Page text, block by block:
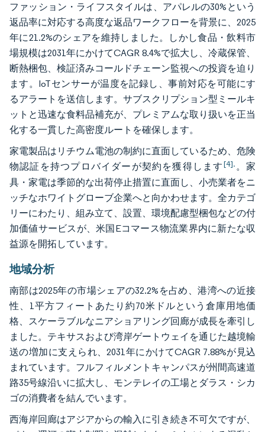
ファッション・ライフスタイルは、アパレルの30%という
返品率に対応する高度な返品ワークフローを背景に、2025
年に21.2%のシェアを維持しました。しかし食品・飲料市
場規模は2031年にかけてCAGR 8.4%で拡大し、冷蔵保管、
断熱梱包、検証済みコールドチェーン監視への投資を迫り
ます。IoTセンサーが温度を記録し、事前対応を可能にす
るアラートを送信します。サブスクリプション型ミールキ
ットと迅速な食料品補充が、プレミアムな取り扱いを正当
化する一貫した高密度ルートを確保します。
家電製品はリチウム電池の制約に直面しているため、危険
物認証を持つプロバイダーが契約を獲得します[4].。家
具・家電は季節的な出荷停止措置に直面し、小売業者をニ
ッチなホワイトグローブ企業へと向かわせます。全カテゴ
リーにわたり、組み立て、設置、環境配慮型梱包などの付
加価値サービスが、米国Eコマース物流業界内に新たな収
益源を開拓しています。
地域分析
南部は2025年の市場シェアの32.2%を占め、港湾への近接
性、1平方フィートあたり約70米ドルという倉庫用地価
格、スケーラブルなニアショアリング回廊が成長を牽引し
ました。テキサスおよび湾岸ゲートウェイを通じた越境輸
送の増加に支えられ、2031年にかけてCAGR 7.88%が見込
まれています。フルフィルメントキャンパスが州間高速道
路35号線沿いに拡大し、モンテレイの工場とダラス・シカ
ゴの消費者を結んでいます。
西海岸回廊はアジアからの輸入に引き続き不可欠ですが、